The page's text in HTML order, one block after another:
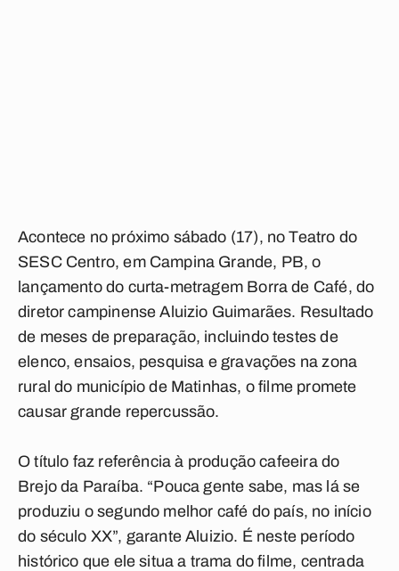
Acontece no próximo sábado (17), no Teatro do
SESC Centro, em Campina Grande, PB, o
lançamento do curta-metragem Borra de Café, do
diretor campinense Aluizio Guimarães. Resultado
de meses de preparação, incluindo testes de
elenco, ensaios, pesquisa e gravações na zona
rural do município de Matinhas, o filme promete
causar grande repercussão.
O título faz referência à produção cafeeira do
Brejo da Paraíba. “Pouca gente sabe, mas lá se
produziu o segundo melhor café do país, no início
do século XX”, garante Aluizio. É neste período
histórico que ele situa a trama do filme, centrada